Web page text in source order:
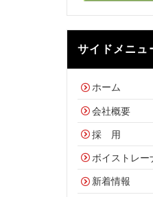
サイドメニュ
ホーム
会社概要
採 用
ボイストレー
新着情報